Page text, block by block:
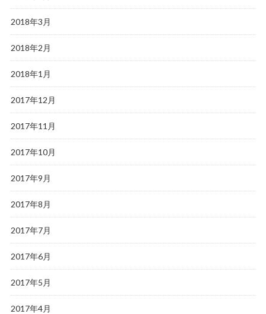
2018年3月
2018年2月
2018年1月
2017年12月
2017年11月
2017年10月
2017年9月
2017年8月
2017年7月
2017年6月
2017年5月
2017年4月